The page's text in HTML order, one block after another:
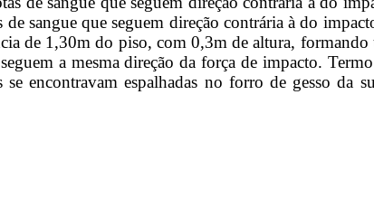
sangue que seguem direção contrária à do
de 1,30m do piso, com 0,3m de altura,
a mesma direção da força de impacto.
encontravam espalhadas no forro de gesso da